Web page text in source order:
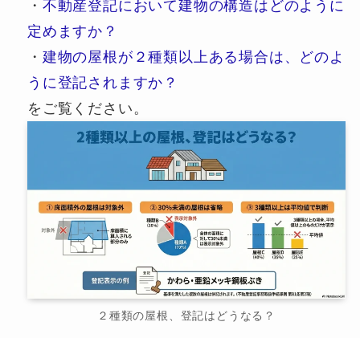
・ 不動産登記において建物の構造はどのように
定めますか？
・ 建物の屋根が２種類以上ある場合は、どのよ
うに登記されますか？
をご覧ください。
２種類の屋根、登記はどうなる？